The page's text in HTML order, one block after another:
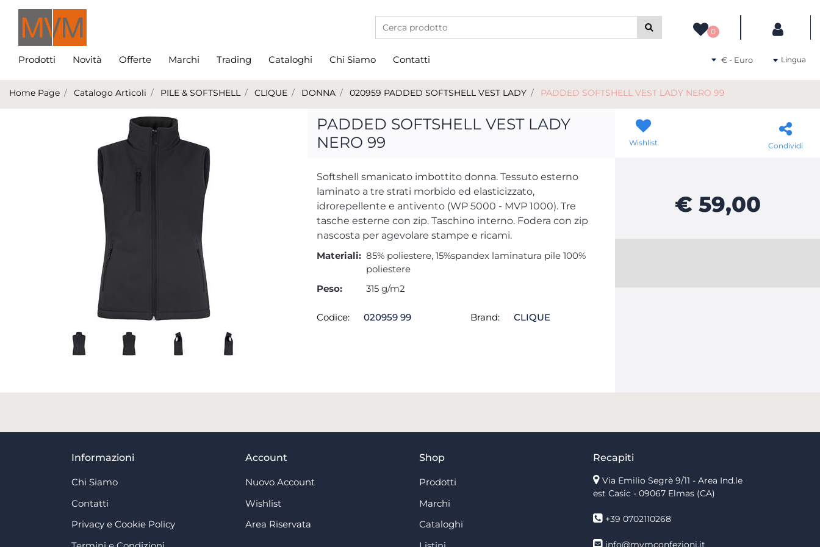
La modifica di un filtro aggiorna automaticamente gli altri filtri disponibili.
0
Prodotti Novità Offerte Marchi Trading Cataloghi Chi Siamo Contatti Seleziona una valuta
Lingua
Home Page Catalogo Articoli PILE & SOFTSHELL CLIQUE DONNA 020959 PADDED SOFTSHELL VEST LADY PADDED SOFTSHELL VEST LADY NERO 99
PADDED SOFTSHELL VEST LADY
NERO 99
Softshell smanicato imbottito donna. Tessuto esterno
laminato a tre strati morbido ed elasticizzato,
idrorepellente e antivento (WP 5000 - MVP 1000). Tre
tasche esterne con zip. Taschino interno. Fodera con zip
nascosta per agevolare stampe e ricami.
Materiali: 85% poliestere, 15%spandex laminatura pile 100%
poliestere
Peso:
315 g/m2
Codice: 020959 99 Brand: CLIQUE
Wishlist Condividi
€ 59,00
Informazioni
Chi Siamo
Contatti
Privacy e Cookie Policy
Account
Nuovo Account
Wishlist
Area Riservata
Shop
Prodotti
Marchi
Cataloghi
Recapiti
Via Emilio Segrè 9/11 - Area Ind.le
est Casic - 09067 Elmas (CA)
+39 0702110268
info@mvmconfezioni.it